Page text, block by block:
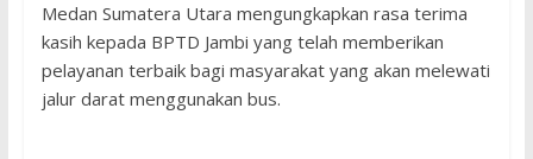
Medan Sumatera Utara mengungkapkan rasa terima
kasih kepada BPTD Jambi yang telah memberikan
pelayanan terbaik bagi masyarakat yang akan melewati
jalur darat menggunakan bus.